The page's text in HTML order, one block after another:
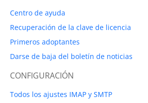
Centro de ayuda
Recuperación de la clave de licencia
Primeros adoptantes
Darse de baja del boletín de noticias
CONFIGURACIÓN
Todos los ajustes IMAP y SMTP